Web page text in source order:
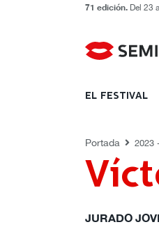
71 edición. Del 23
EL FESTIVAL
Portada 2023
JURADO
JURADOS